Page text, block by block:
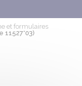
et formulaires